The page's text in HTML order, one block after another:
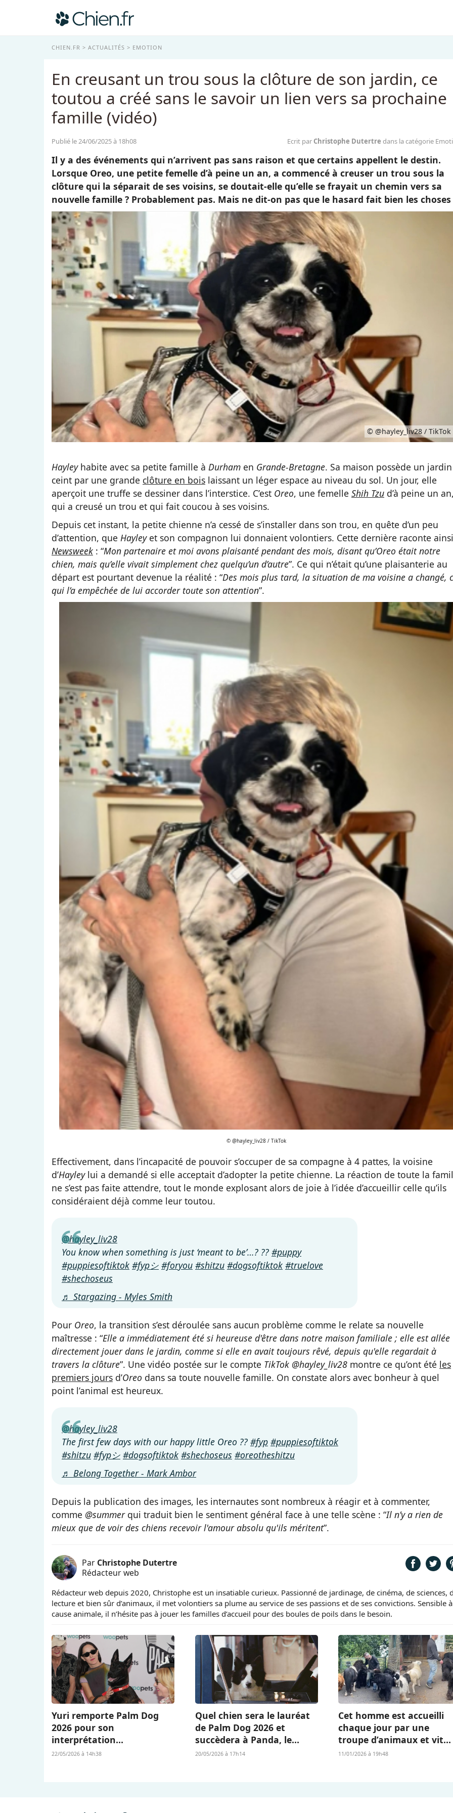
CHIEN.FR ACTUALITÉS EMOTION
En creusant un trou sous la clôture de son jardin, ce
toutou a créé sans le savoir un lien vers sa prochaine
famille (vidéo)
Publié le 24/06/2025 à 18h08 Ecrit par Christophe Dutertre dans la catégorie
Il y a des événements qui n’arrivent pas sans raison et que certains appellent le destin.
Lorsque Oreo, une petite femelle d’à peine un an, a commencé à creuser un trou sous la
clôture qui la séparait de ses voisins, se doutait-elle qu’elle se frayait un chemin vers sa
nouvelle famille ? Probablement pas. Mais ne dit-on pas que le hasard fait bien les choses
© @hayley_liv28 / TikTok
Hayleyhabite avec sa petite famille à Durham en Grande-Bretagne. Sa maison possède un jardin
ceint par une grande clôture en bois laissant un léger espace au niveau du sol. Un jour, elle
aperçoit une truffe se dessiner dans l’interstice. C’est Oreo, une femelle Shih Tzu d’à peine un
qui a creusé un trou et qui fait coucou à ses voisins.
Depuis cet instant, la petite chienne n’a cessé de s’installer dans son trou, en quête d’un peu
d’attention, que Hayleyet son compagnon lui donnaient volontiers. Cette dernière raconte
Newsweek : “Mon partenaire et moi avons plaisanté pendant des mois, disant qu’Oreo était notre
chien, mais qu’elle vivait simplement chez quelqu’un d’autre”. Ce qui n’était qu’une plaisanterie au
départ est pourtant devenue la réalité : “Des mois plus tard, la situation de ma voisine a changé,
qui l’a empêchée de lui accorder toute son attention”.
© @hayley_liv28 / TikTok
Effectivement, dans l’incapacité de pouvoir s’occuper de sa compagne à 4 pattes, la voisine
d’Hayleylui a demandé si elle acceptait d’adopter la petite chienne. La réaction de toute la
ne s’est pas faite attendre, tout le monde explosant alors de joie à l’idée d’accueillir celle qu’ils
considéraient déjà comme leur toutou.
@hayley_liv28
You know when something is just ‘meant to be’…? ?? #puppy
#puppiesoftiktok #fypシ #foryou #shitzu #dogsoftiktok #truelove
#shechoseus
♬ Stargazing - Myles Smith
Pour Oreo, la transition s’est déroulée sans aucun problème comme le relate sa nouvelle
maîtresse : “Elle a immédiatement été si heureuse d'être dans notre maison familiale ; elle est allée
directement jouer dans le jardin, comme si elle en avait toujours rêvé, depuis qu'elle regardait à
travers la clôture”. Une vidéo postée sur le compte TikTok @hayley_liv28 montre ce qu’ont été les
premiers jours d’Oreo dans sa toute nouvelle famille. On constate alors avec bonheur à quel
point l’animal est heureux.
@hayley_liv28
The first few days with our happy little Oreo ?? #fyp #puppiesoftiktok
#shitzu #fypシ #dogsoftiktok #shechoseus #oreotheshitzu
♬ Belong Together - Mark Ambor
Depuis la publication des images, les internautes sont nombreux à réagir et à commenter,
comme @summerqui traduit bien le sentiment général face à une telle scène : “Il n’y a rien de
mieux que de voir des chiens recevoir l'amour absolu qu'ils méritent”.
Par Christophe Dutertre
Rédacteur web
Rédacteur web depuis 2020, Christophe est un insatiable curieux. Passionné de jardinage, de cinéma, de sciences,
lecture et bien sûr d’animaux, il met volontiers sa plume au service de ses passions et de ses convictions. Sensible
cause animale, il n’hésite pas à jouer les familles d’accueil pour des boules de poils dans le besoin.
Yuri remporte Palm Dog
2026 pour son
interprétation
bouleversante dans « La
22/05/2026 à 14h38
Quel chien sera le lauréat
de Palm Dog 2026 et
succèdera à Panda, le
Berger Islandais de «
20/05/2026 à 17h14
Cet homme est accueilli
chaque jour par une
troupe d’animaux et vit
l’existence dont
11/01/2026 à 19h48